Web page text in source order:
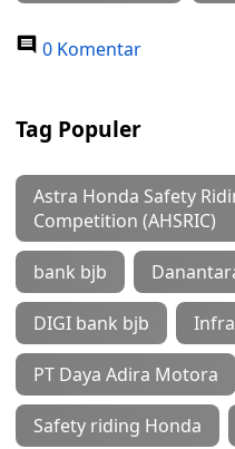
0 Komentar
Tag Populer
Astra Honda Safety
Competition (AHSRIC)
bank bjb
DIGI bank bjb
PT Daya Adira Motora
Safety riding Honda